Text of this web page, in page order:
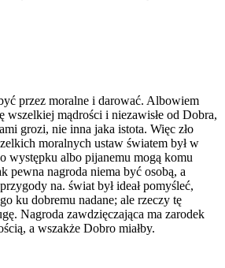
przez moralne i darować. Albowiem
wszelkiej mądrości i niezawisłe od Dobra,
grozi, nie inna jaka istota. Więc zło
moralnych ustaw światem był w
występku albo pijanemu mogą komu
pewna nagroda niema być osobą, a
na. świat był ideał pomyśleć,
ku dobremu nadane; ale rzeczy tę
Nagroda zawdzięczająca ma zarodek
a wszakże Dobro miałby.